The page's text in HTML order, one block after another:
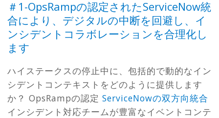
＃1-OpsRampの認定されたServiceNow統
合により、デジタルの中断を回避し、イ
ンシデントコラボレーションを合理化し
ます
ハイステークスの停止中に、包括的で動的なイン
シデントコンテキストをどのように提供します
か？ OpsRampの認定 ServiceNowの双方向統合
インシデント対応チームが豊富なイベントコンテ